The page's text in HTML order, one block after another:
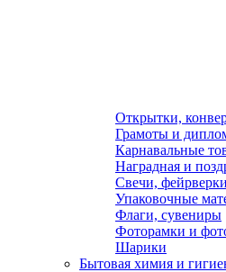
Открытки,
Грамоты и
Карнавальные
Наградная и
Свечи,
Упаковочные
Флаги, сувениры
Фоторамки и
Шарики
Бытовая химия и